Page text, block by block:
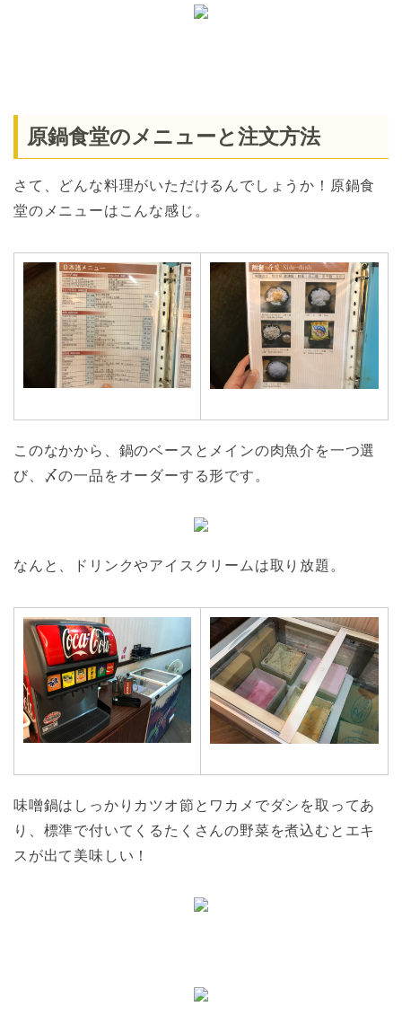
原鍋食堂のメニューと注文方法
さて、どんな料理がいただけるんでしょうか！原鍋食
堂のメニューはこんな感じ。
このなかから、鍋のベースとメインの肉魚介を一つ選
び、〆の一品をオーダーする形です。
なんと、ドリンクやアイスクリームは取り放題。
味噌鍋はしっかりカツオ節とワカメでダシを取ってあ
り、標準で付いてくるたくさんの野菜を煮込むとエキ
スが出て美味しい！